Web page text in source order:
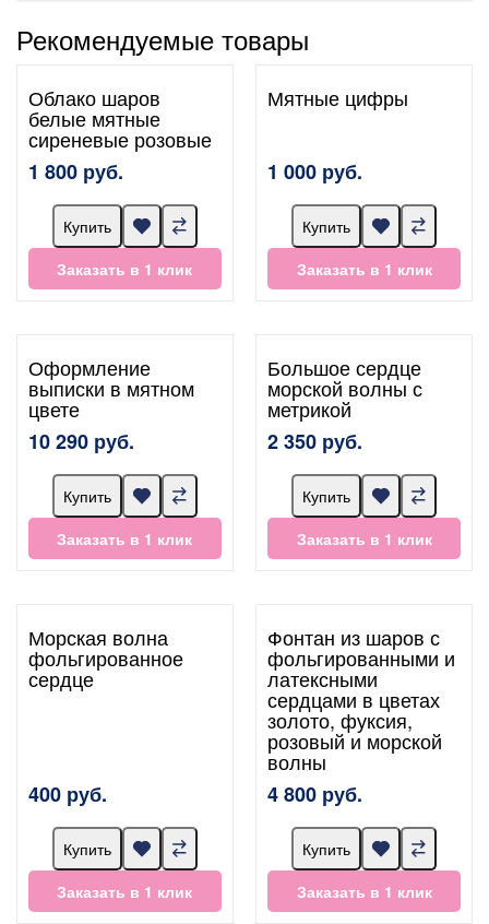
Рекомендуемые товары
Облако шаров
белые мятные
сиреневые розовые
1 800 руб.
Купить
Заказать в 1 клик
Мятные цифры
1 000 руб.
Купить
Заказать в 1 клик
Оформление
выписки в мятном
цвете
10 290 руб.
Купить
Заказать в 1 клик
Большое сердце
морской волны с
метрикой
2 350 руб.
Купить
Заказать в 1 клик
Морская волна
фольгированное
сердце
400 руб.
Купить
Заказать в 1 клик
Фонтан из шаров с
фольгированными и
латексными
сердцами в цветах
золото, фуксия,
розовый и морской
волны
4 800 руб.
Купить
Заказать в 1 клик